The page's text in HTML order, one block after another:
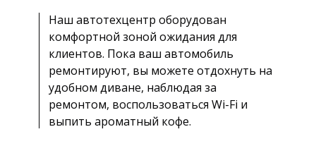
Наш автотехцентр оборудован
комфортной зоной ожидания для
клиентов. Пока ваш автомобиль
ремонтируют, вы можете отдохнуть на
удобном диване, наблюдая за
ремонтом, воспользоваться Wi-Fi и
выпить ароматный кофе.